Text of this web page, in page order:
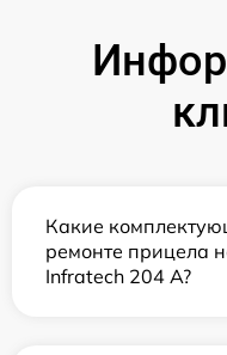
Какие
ремонте прицела
Infratech 204 А?